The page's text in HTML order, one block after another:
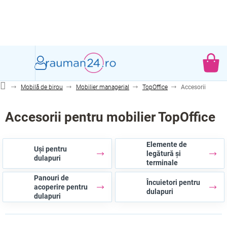
DE
Mobilă de birou Mobilier managerial TopOffice Accesorii
Accesorii pentru mobilier TopOffice
Uși pentru
dulapuri
Elemente de
legătură și
terminale
Panouri de
acoperire pentru
dulapuri
Încuietori pentru
dulapuri